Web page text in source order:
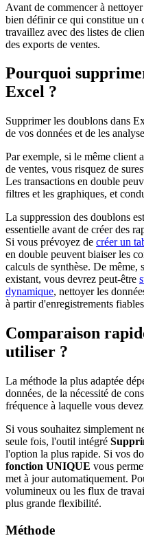
Avant de commencer à
bien définir ce qui constitue un
travaillez avec des listes de
des exports de ventes.
Pourquoi
Excel ?
Supprimer les doublons dans
de vos données et de les
Par exemple, si le même client
de ventes, vous risquez de
Les transactions en double
filtres et les graphiques, et
La suppression des doublons
essentielle avant de créer des
Si vous prévoyez de créer un
en double peuvent biaiser les
calculs de synthèse. De
existant, vous devrez peut-être
dynamique, nettoyer les
à partir d'enregistrements
Comparaison
utiliser ?
La méthode la plus adaptée
données, de la nécessité de
fréquence à laquelle vous
Si vous souhaitez simplement
seule fois, l'outil intégré
l'option la plus rapide. Si vos
fonction UNIQUE vous
met à jour automatiquement.
volumineux ou les flux de
plus grande flexibilité.
Méthode